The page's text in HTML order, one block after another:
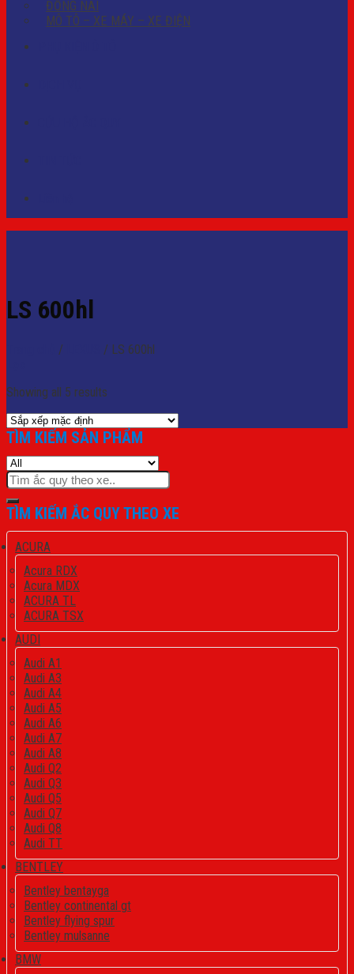
ĐỒNG NAI
MÔ TÔ – XE MÁY – XE ĐIỆN
LS 600hl
/ / LS 600hl
Showing all 5 results
TÌM KIẾM SẢN PHẨM
Tìm
kiếm:
TÌM KIẾM ẮC QUY THEO XE
ACURA
Acura RDX
Acura MDX
ACURA TL
ACURA TSX
AUDI
Audi A1
Audi A3
Audi A4
Audi A5
Audi A6
Audi A7
Audi A8
Audi Q2
Audi Q3
Audi Q5
Audi Q7
Audi Q8
Audi TT
BENTLEY
Bentley bentayga
Bentley continental gt
Bentley flying spur
Bentley mulsanne
BMW